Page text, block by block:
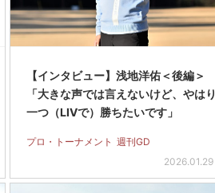
【インタビュー】浅地洋佑＜後編＞
「大きな声では言えないけど、やはり
一つ（LIVで）勝ちたいです」
プロ・トーナメント 週刊GD
2026.01.29